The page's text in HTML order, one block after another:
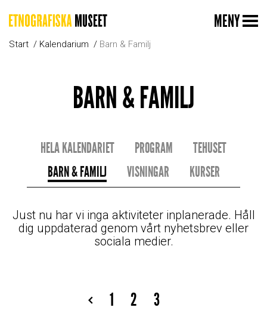
MENY
Start Kalendarium Barn & Familj
BARN & FAMILJ
HELA KALENDARIET PROGRAM
TEHUSET
BARN & FAMILJ
VISNINGAR KURSER
Just nu har vi inga aktiviteter inplanerade. Håll
dig uppdaterad genom vårt nyhetsbrev eller
sociala medier.
1 2 3